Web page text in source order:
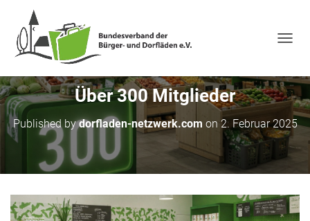
Über 300 Mitglieder
Published bydorfladen-netzwerk.com on 2. Februar 2025